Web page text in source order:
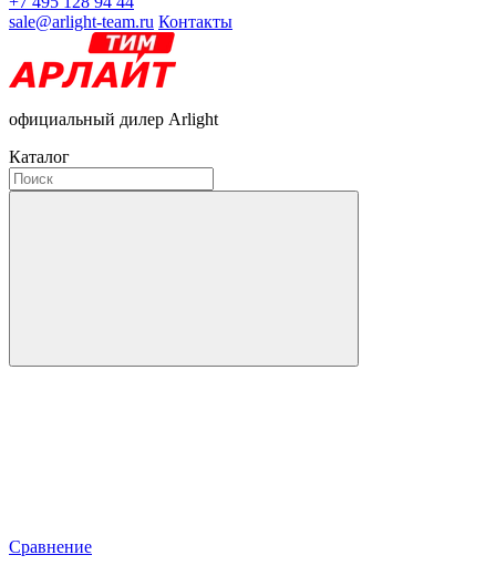
sale@arlight-team.ru Контакты
официальный дилер Arlight
Каталог
Сравнение